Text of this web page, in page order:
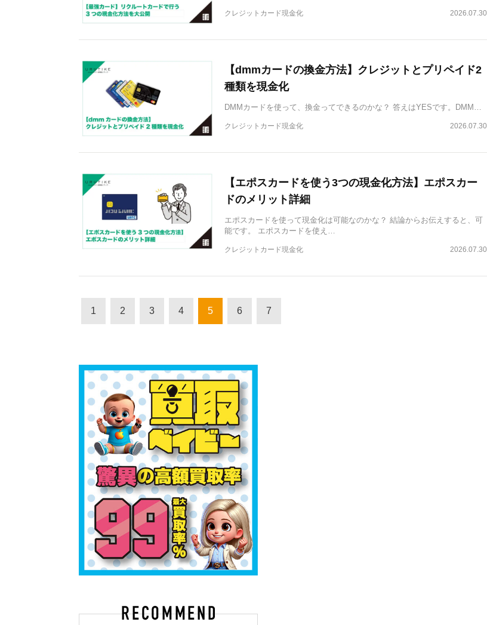
2026.07.30
クレジットカード現金化
【dmmカードの換金方法】クレジットとプリペイド2
種類を現金化
DMMカードを使って、換金ってできるのかな？ 答えはYESです。DMM…
2026.07.30
クレジットカード現金化
【エポスカードを使う3つの現金化方法】エポスカー
ドのメリット詳細
エポスカードを使って現金化は可能なのかな？ 結論からお伝えすると、可
能です。 エポスカードを使え…
2026.07.30
クレジットカード現金化
1 2 3 4 5 6 7